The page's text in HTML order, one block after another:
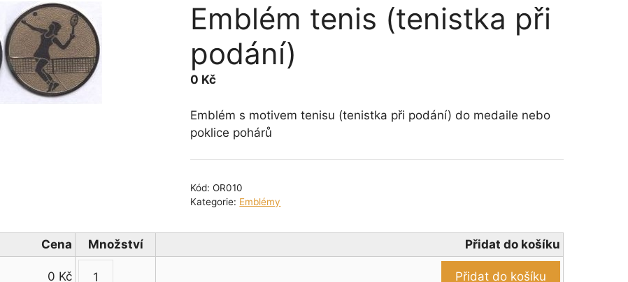
Emblém tenis (tenistka při
podání)
0 Kč
Emblém s motivem tenisu (tenistka při podání) do medaile nebo
poklice pohárů
Kód:OR010
Kategorie: Emblémy
Cena Množství Přidat do košíku
0 Kč Přidat do košíku